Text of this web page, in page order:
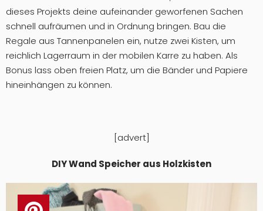
dieses Projekts deine aufeinander geworfenen Sachen
schnell aufräumen und in Ordnung bringen. Bau die
Regale aus Tannenpanelen ein, nutze zwei Kisten, um
reichlich Lagerraum in der mobilen Karre zu haben. Als
Bonus lass oben freien Platz, um die Bänder und Papiere
hineinhängen zu können.
[advert]
DIY Wand Speicher aus Holzkisten